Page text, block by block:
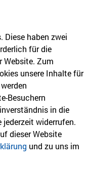
dem aktuellsten
Jetzt anmelden
Diese haben zwei
für die
Website. Zum
unsere Inhalte für
Besuchern
in die
jederzeit widerrufen.
dieser Website
und zu uns im